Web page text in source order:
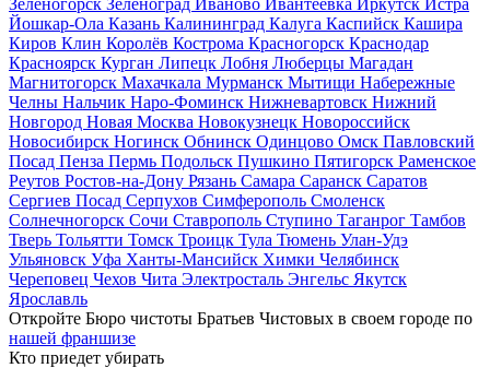
Зеленогорск Зеленоград Иваново Ивантеевка Иркутск Истра
Йошкар-Ола Казань Калининград Калуга Каспийск Кашира
Киров Клин Королёв Кострома Красногорск Краснодар
Красноярск Курган Липецк Лобня Люберцы Магадан
Магнитогорск Махачкала Мурманск Мытищи Набережные
Челны Нальчик Наро-Фоминск Нижневартовск Нижний
Новгород Новая Москва Новокузнецк Новороссийск
Новосибирск Ногинск Обнинск Одинцово Омск Павловский
Посад Пенза Пермь Подольск Пушкино Пятигорск Раменское
Реутов Ростов-на-Дону Рязань Самара Саранск Саратов
Сергиев Посад Серпухов Симферополь Смоленск
Солнечногорск Сочи Ставрополь Ступино Таганрог Тамбов
Тверь Тольятти Томск Троицк Тула Тюмень Улан-Удэ
Ульяновск Уфа Ханты-Мансийск Химки Челябинск
Череповец Чехов Чита Электросталь Энгельс Якутск
Ярославль
Откройте Бюро чистоты Братьев Чистовых в своем городе по
нашей франшизе
Кто приедет убирать